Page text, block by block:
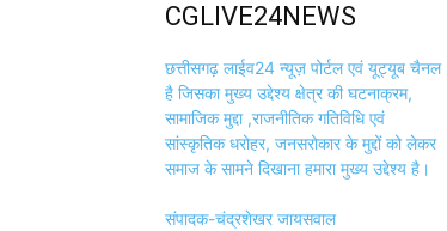
CGLIVE24NEWS
छत्तीसगढ़ लाईव24 न्यूज़ पोर्टल एवं यूट्यूब चैनल
है जिसका मुख्य उद्देश्य क्षेत्र की घटनाक्रम,
सामाजिक मुद्दा ,राजनीतिक गतिविधि एवं
सांस्कृतिक धरोहर, जनसरोकार के मुद्दों को लेकर
समाज के सामने दिखाना हमारा मुख्य उद्देश्य है।
संपादक-चंद्रशेखर जायसवाल